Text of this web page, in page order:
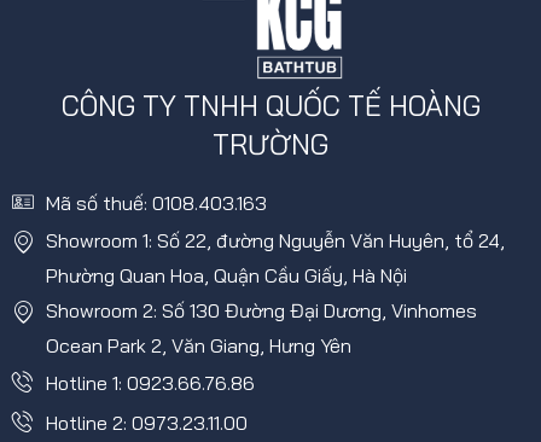
CÔNG TY TNHH QUỐC TẾ HOÀNG
TRƯỜNG
Mã số thuế: 0108.403.163
Showroom 1: Số 22, đường Nguyễn Văn Huyên, tổ 24,
Phường Quan Hoa, Quận Cầu Giấy, Hà Nội
Showroom 2: Số 130 Đường Đại Dương, Vinhomes
Ocean Park 2, Văn Giang, Hưng Yên
Hotline 1: 0923.66.76.86
Hotline 2: 0973.23.11.00